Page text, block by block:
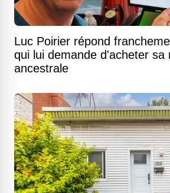
Luc Poirier répond
qui lui demande d'acheter sa
ancestrale